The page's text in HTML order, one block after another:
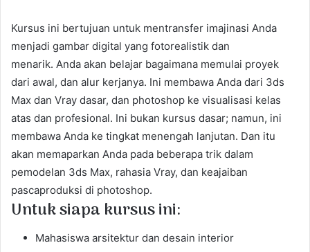
Kursus ini bertujuan untuk mentransfer imajinasi Anda
menjadi gambar digital yang fotorealistik dan
menarik. Anda akan belajar bagaimana memulai proyek
dari awal, dan alur kerjanya. Ini membawa Anda dari 3ds
Max dan Vray dasar, dan photoshop ke visualisasi kelas
atas dan profesional. Ini bukan kursus dasar; namun, ini
membawa Anda ke tingkat menengah lanjutan. Dan itu
akan memaparkan Anda pada beberapa trik dalam
pemodelan 3ds Max, rahasia Vray, dan keajaiban
pascaproduksi di photoshop.
Untuk siapa kursus ini:
Mahasiswa arsitektur dan desain interior